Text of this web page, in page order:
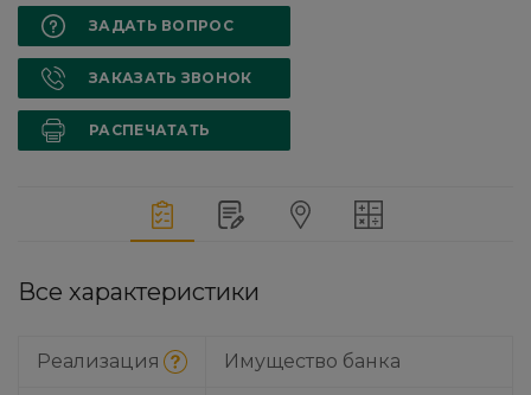
ЗАДАТЬ ВОПРОС
ЗАКАЗАТЬ ЗВОНОК
РАСПЕЧАТАТЬ
Все характеристики
Реализация Имущество банка